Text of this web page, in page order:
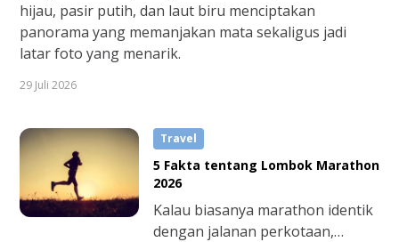
hijau, pasir putih, dan laut biru menciptakan
panorama yang memanjakan mata sekaligus jadi
latar foto yang menarik.
29 Juli 2026
Travel
5 Fakta tentang Lombok Marathon
2026
Kalau biasanya marathon identik
dengan jalanan perkotaan,